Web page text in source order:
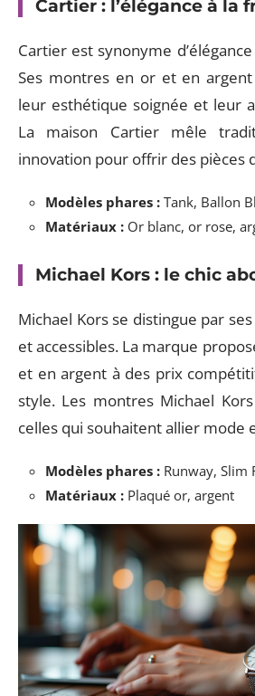
Cartier : l’élégance à la
Cartier est synonyme
Ses montres en or et en
leur esthétique soignée et leur
La maison Cartier mêle
innovation pour offrir des pièces
Modèles phares : Tank, Ballon
Matériaux : Or blanc, or rose,
Michael Kors : le chic
Michael Kors se distingue par
et accessibles. La marque
et en argent à des prix
style. Les montres Michael
celles qui souhaitent allier mode
Modèles phares : Runway, Slim
Matériaux : Plaqué or, argent